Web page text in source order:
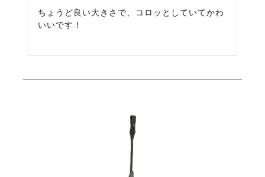
ちょうど良い大きさで、コロッとしていてかわ
いいです！